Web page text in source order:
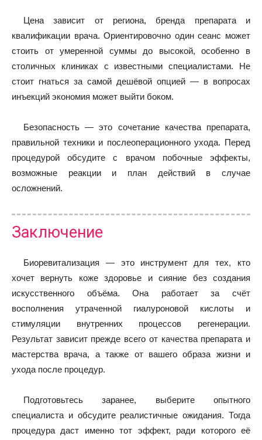
Цена зависит от региона, бренда препарата и
квалификации врача. Ориентировочно один сеанс может
стоить от умеренной суммы до высокой, особенно в
столичных клиниках с известными специалистами. Не
стоит гнаться за самой дешёвой опцией — в вопросах
инъекций экономия может выйти боком.
Безопасность — это сочетание качества препарата,
правильной техники и послеоперационного ухода. Перед
процедурой обсудите с врачом побочные эффекты,
возможные реакции и план действий в случае
осложнений.
Заключение
Биоревитализация — это инструмент для тех, кто
хочет вернуть коже здоровье и сияние без создания
искусственного объёма. Она работает за счёт
восполнения утраченной гиалуроновой кислоты и
стимуляции внутренних процессов регенерации.
Результат зависит прежде всего от качества препарата и
мастерства врача, а также от вашего образа жизни и
ухода после процедур.
Подготовьтесь заранее, выберите опытного
специалиста и обсудите реалистичные ожидания. Тогда
процедура даст именно тот эффект, ради которого её